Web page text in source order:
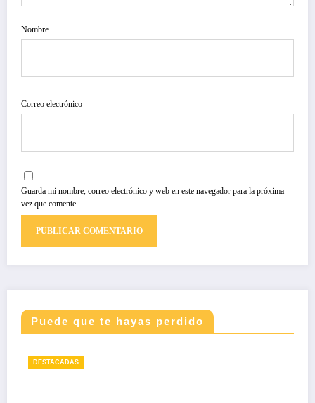
Nombre
Correo electrónico
Guarda mi nombre, correo electrónico y web en este navegador para la próxima
vez que comente.
Puede que te hayas perdido